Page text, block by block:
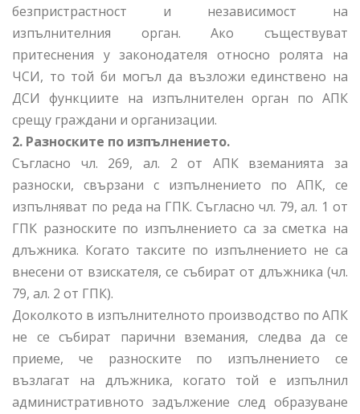
безпристрастност и независимост на
изпълнителния орган. Ако съществуват
притеснения у законодателя относно ролята на
ЧСИ, то той би могъл да възложи единствено на
ДСИ функциите на изпълнителен орган по АПК
срещу граждани и организации.
2. Разноските по изпълнението.
Съгласно чл. 269, ал. 2 от АПК вземанията за
разноски, свързани с изпълнението по АПК, се
изпълняват по реда на ГПК. Съгласно чл. 79, ал. 1 от
ГПК разноските по изпълнението са за сметка на
длъжника. Когато таксите по изпълнението не са
внесени от взискателя, се събират от длъжника (чл.
79, ал. 2 от ГПК).
Доколкото в изпълнителното производство по АПК
не се събират парични вземания, следва да се
приеме, че разноските по изпълнението се
възлагат на длъжника, когато той е изпълнил
административното задължение след образуване